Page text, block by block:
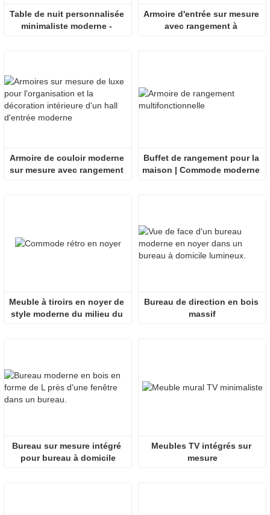
Table de nuit personnalisée
minimaliste moderne -
Armoire d'entrée sur mesure
avec rangement à
Armoire de couloir moderne
sur mesure avec rangement
Buffet de rangement pour la
maison | Commode moderne
Meuble à tiroirs en noyer de
style moderne du milieu du
Bureau de direction en bois
massif
Bureau sur mesure intégré
pour bureau à domicile
Meubles TV intégrés sur
mesure